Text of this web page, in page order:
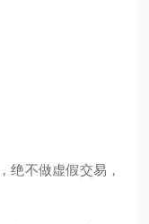
绝不做虚假交易，